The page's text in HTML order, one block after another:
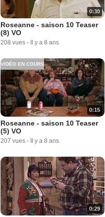
0:30
Roseanne - saison 10 Teaser
(8) VO
208 vues - Il y a 8 ans
0:15
VIDÉO EN COURS
Roseanne - saison 10 Teaser
(5) VO
207 vues - Il y a 8 ans
0:29